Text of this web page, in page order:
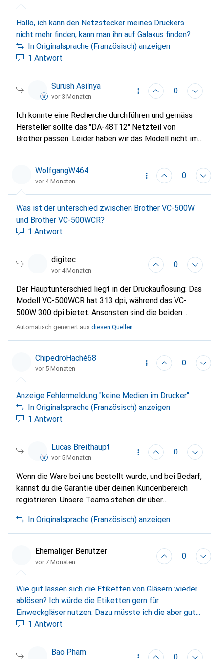
Hallo, ich kann den Netzstecker meines Druckers
nicht mehr finden, kann man ihn auf Galaxus finden?
In Originalsprache (Französisch) anzeigen
1 Antwort
Surush Asilnya
vor 3 Monaten
0
Ich konnte eine Recherche durchführen und gemäss
Hersteller sollte das "DA-48T12" Netzteil von
Brother passen. Leider haben wir das Modell nicht im
Sortiment und eine Beschaffung ist nicht möglich, da
Einkaufsangebot für uns hat.
WolfgangW464
vor 4 Monaten
0
Was ist der unterschied zwischen Brother VC-500W
und Brother VC-500WCR?
1 Antwort
digitec
vor 4 Monaten
0
Der Hauptunterschied liegt in der Druckauflösung: Das
Modell VC-500WCR hat 313 dpi, während das VC-
500W 300 dpi bietet. Ansonsten sind die beiden
Modelle technisch sehr ähnlich und verwenden beide
Automatisch generiert aus diesen Quellen.
ChipedroHaché68
vor 5 Monaten
0
Anzeige Fehlermeldung "keine Medien im Drucker".
In Originalsprache (Französisch) anzeigen
1 Antwort
Lucas Breithaupt
vor 5 Monaten
0
Wenn die Ware bei uns bestellt wurde, und bei Bedarf,
kannst du die Garantie über deinen Kundenbereich
registrieren. Unsere Teams stehen dir über
einen solchen Schritt unternimmst, und für alle
anderen Zwecke, kannst du den technischen Support
der Marke hier erreichen:
https://www.brother.ch/fr-
In Originalsprache (Französisch) anzeigen
Ehemaliger Benutzer
vor 7 Monaten
0
Wie gut lassen sich die Etiketten von Gläsern wieder
ablösen? Ich würde die Etiketten gern für
Einweckgläser nutzen. Dazu müsste ich die aber gut
wieder lösen können.
1 Antwort
Bao Pham
0